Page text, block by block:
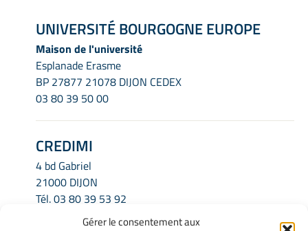
Gérer le consentement aux
UNIVERSITÉ BOURGOGNE EUROPE
Maison de l'université
Esplanade Erasme
BP 27877 21078 DIJON CEDEX
03 80 39 50 00
CREDIMI
4 bd Gabriel
21000 DIJON
Tél.03 80 39 53 92
credimi.secretariat@u-bourgogne.fr